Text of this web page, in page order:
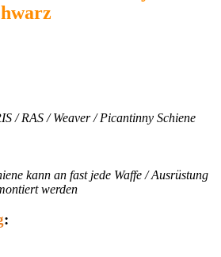
/ RAS / Weaver / Picantinny Schiene
kann an fast jede Waffe / Ausrüstung
werden
: